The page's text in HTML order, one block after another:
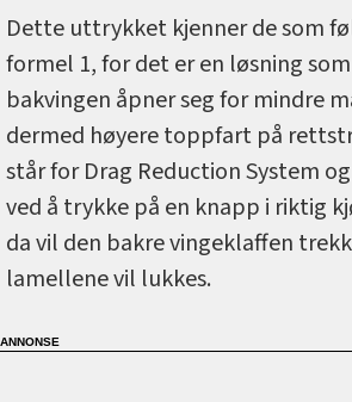
Dette uttrykket kjenner de som
formel 1, for det er en løsning
bakvingen åpner seg for mindre
dermed høyere toppfart på
står for Drag Reduction System
ved å trykke på en knapp i riktig
da vil den bakre vingeklaffen
lamellene vil lukkes.